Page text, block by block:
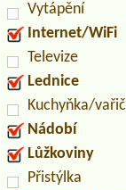
Vytápění
Internet/WiFi
Televize
Lednice
Kuchyňka/vařič
Nádobí
Lůžkoviny
Přistýlka